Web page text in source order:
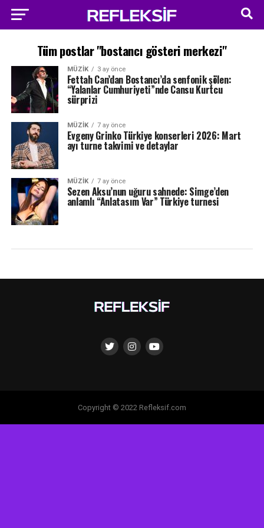
Tüm postlar "bostancı gösteri merkezi"
MÜZIK 3 ay önce
Fettah Can’dan Bostancı’da senfonik şölen:
“Yalanlar Cumhuriyeti”nde Cansu Kurtcu
sürprizi
MÜZIK 7 ay önce
Evgeny Grinko Türkiye konserleri 2026: Mart
ayı turne takvimi ve detaylar
MÜZIK 7 ay önce
Sezen Aksu’nun uğuru sahnede: Simge’den
anlamlı “Anlatasım Var” Türkiye turnesi
Copyright © 2022 Refleksif.com